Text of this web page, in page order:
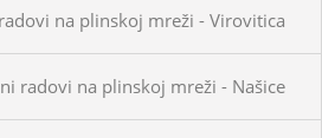
na plinskoj mreži - Virovitica
radovi na plinskoj mreži - Našice